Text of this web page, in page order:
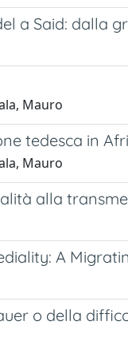
a Said: dalla
Mauro
tedesca in
Mauro
alla
A
o della